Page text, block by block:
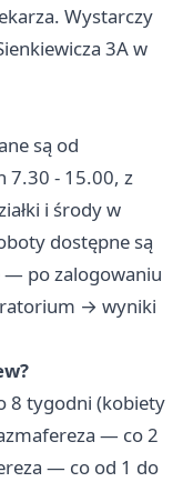
Wystarczy
3A w
są od
7.30 - 15.00, z
i środy w
dostępne są
— po zalogowaniu
→ wyniki
8 tygodni (kobiety
— co 2
— co od 1 do